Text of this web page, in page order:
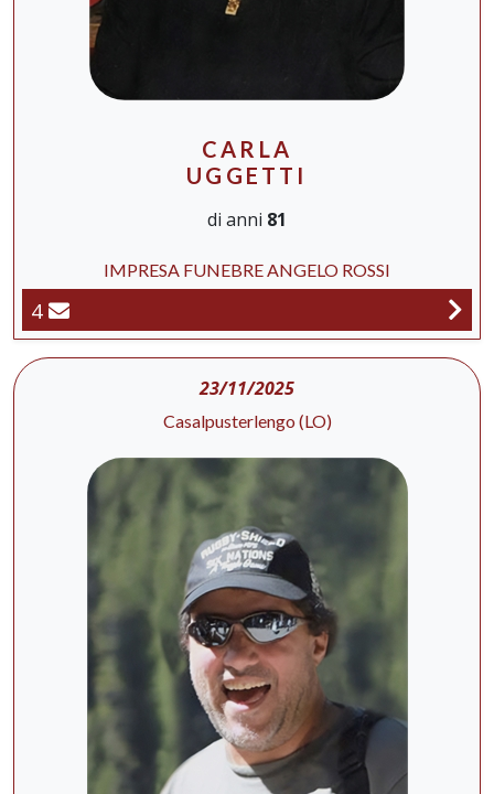
CARLA
UGGETTI
di anni 81
IMPRESA FUNEBRE ANGELO ROSSI
4
23/11/2025
Casalpusterlengo (LO)